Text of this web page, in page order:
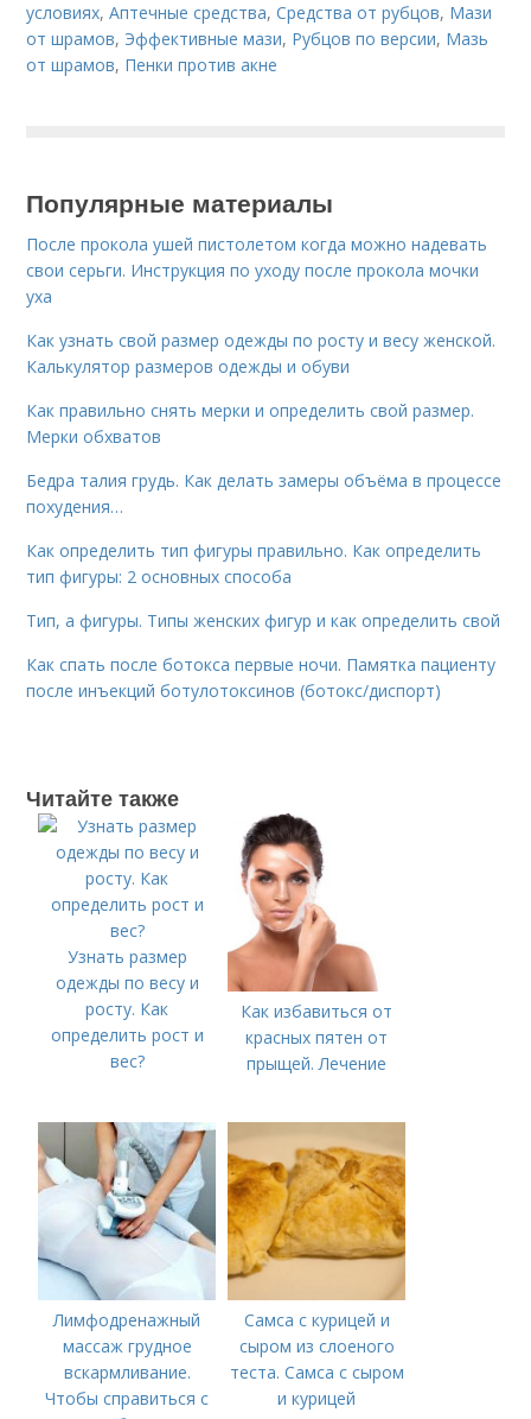
условиях,Аптечные средства,Средства от рубцов, Мази
от шрамов, Эффективные мази, Рубцов по версии, Мазь
от шрамов, Пенки против акне
Популярные материалы
После прокола ушей пистолетом когда можно надевать
свои серьги. Инструкция по уходу после прокола мочки
уха
Как узнать свой размер одежды по росту и весу женской.
Калькулятор размеров одежды и обуви
Как правильно снять мерки и определить свой размер.
Мерки обхватов
Бедра талия грудь. Как делать замеры объёма в процессе
похудения…
Как определить тип фигуры правильно. Как определить
тип фигуры: 2 основных способа
Тип, а фигуры. Типы женских фигур и как определить свой
Как спать после ботокса первые ночи. Памятка пациенту
после инъекций ботулотоксинов (ботокс/диспорт)
Читайте также
Узнать размер
одежды по весу и
росту. Как
определить рост и
вес?
Как избавиться от
красных пятен от
прыщей. Лечение
Лимфодренажный
массаж грудное
вскармливание.
Чтобы справиться с
Самса с курицей и
сыром из слоеного
теста. Самса с сыром
и курицей